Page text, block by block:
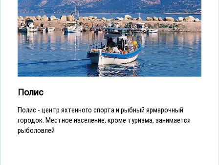
Полис
Полис - центр яхтенного спорта и рыбный ярмарочный
городок. Местное население, кроме туризма, занимается
рыболовлей